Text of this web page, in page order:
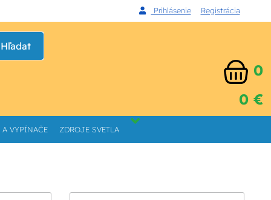
Prihlásenie Registrácia
Hľadat
0
0 €
VYPÍNAČE ZDROJE SVETLA